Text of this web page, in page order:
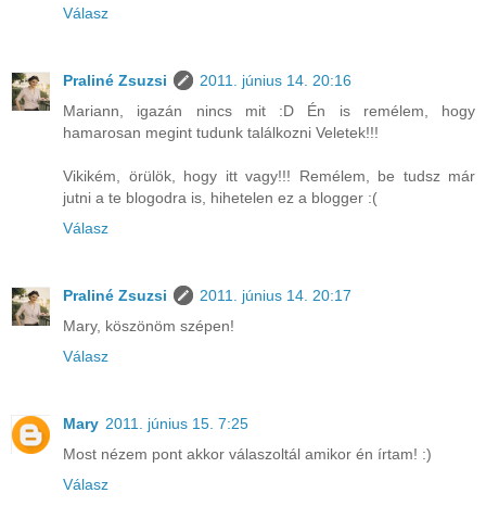
Válasz
Praliné Zsuzsi
2011. június 14. 20:16
Mariann, igazán nincs mit :D Én is remélem, hogy
hamarosan megint tudunk találkozni Veletek!!!
Vikikém, örülök, hogy itt vagy!!! Remélem, be tudsz már
jutni a te blogodra is, hihetelen ez a blogger :(
Válasz
Praliné Zsuzsi
2011. június 14. 20:17
Mary, köszönöm szépen!
Válasz
Mary 2011. június 15. 7:25
Most nézem pont akkor válaszoltál amikor én írtam! :)
Válasz